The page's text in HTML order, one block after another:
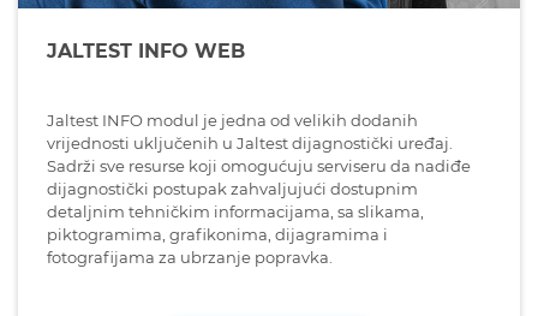
JALTEST INFO WEB
Jaltest INFO modul je jedna od velikih dodanih
vrijednosti uključenih u Jaltest dijagnostički uređaj.
Sadrži sve resurse koji omogućuju serviseru da nadiđe
dijagnostički postupak zahvaljujući dostupnim
detaljnim tehničkim informacijama, sa slikama,
piktogramima, grafikonima, dijagramima i
fotografijama za ubrzanje popravka.